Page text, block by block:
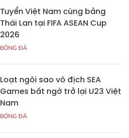
Tuyển Việt Nam cùng bảng
Thái Lan tại FIFA ASEAN Cup
2026
BÓNG ĐÁ
Loạt ngôi sao vô địch SEA
Games bất ngờ trở lại U23 Việt
Nam
BÓNG ĐÁ